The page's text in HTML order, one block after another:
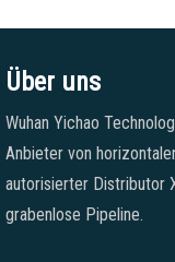
Über uns
Wuhan Yichao
Anbieter von
autorisierter Distributor
grabenlose Pipeline.